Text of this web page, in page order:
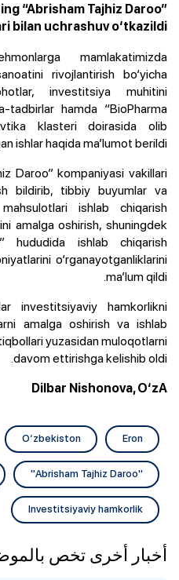
“Abrisham Tajhiz Daroo”
bilan uchrashuv o‘tkazildi.
mamlakatimizda
rivojlantirish bo‘yicha
investitsiya muhitini
tadbirlar hamda “BioPharma
klasteri doirasida olib
ishlar haqida ma’lumot berildi.
Daroo” kompaniyasi vakillari
bildirib, tibbiy buyumlar va
ishlab chiqarish
amalga oshirish, shuningdek
hududida ishlab chiqarish
o‘rganayotganliklarini
ma’lum qildi.
investitsiyaviy hamkorlikni
amalga oshirish va ishlab
yuzasidan muloqotlarni
davom ettirishga kelishib oldi.
Dilbar Nishonova, O‘zA
Eron
O‘zbekiston
"Abrisham Tajhiz Daroo"
Investitsiyaviy hamkorlik
أخبار أخرى تخص